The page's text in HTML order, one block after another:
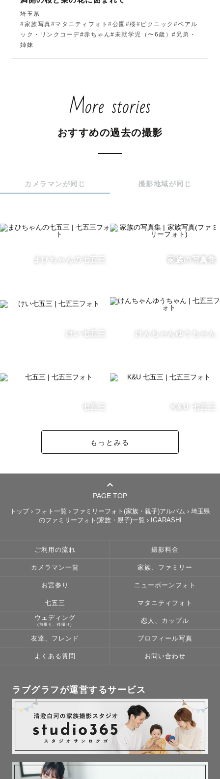
☆サプライズが大好きです。撮影中に「こんなことをした
い！」とご要望があれば、ぜひ一緒にご相談させてくださ
い！
・ご希望があればカメラでワンカットムービーをお渡しさ
せていただきます！
〜七五三撮影について〜
かかってしまう部分があります。
📸
そのため、撮影中もお子様の様子をしっかり見ながら、み
どのシーンも素敵な宝物になるように、撮影をお任せいた
少しでも素敵な思い出になるように、お時間や撮影の流れ
の方も、まずはご相談からぜひご連絡いただければと思い
【各撮影ジャンルについて】
「お二人らしさ」を大事に撮影をさせていただきます。
そんな体験とお写真を提供したいと思っております。
また事前にイメージをお伺いして、
光と影を扱った撮影を得意としているほか、
ナチュラルかる美しい仕上がりにしております。
・カップル
河川敷などでの撮影も得意です。
二人だけの特別な思い出を残すお時間を提供したいと考え
ています。
・ファミリー（キッズ）
僕自身、元教育者ということもあり、キッズ撮影でこだわ
っていることがあります。
それは、お子様を一番に考えることです。
埼玉県
#家族写真#マタニティフォト#公園#桜#ピクニック#ペアル
ック・リンクコーデ#赤ちゃん#未就学児（〜6歳）#兄弟・
姉妹
More stories
おすすめの過去の撮影
カメラマンが同じ 撮影地域が同じ
まひちゃんの七五三 家族の写真集
けい七五三 けんちゃんゆうちゃん
七五三 K&U 七五三
もっとみる
PAGE TOP
トップ › フォト一覧 › ファミリーフォト(家族・親子)アルバム › 埼玉県
のファミリーフォト(家族・親子)一覧 › IGARASHI
ご利用の流れ 撮影料金
カメラマン一覧 家族、ファミリー
お宮参り ニューボーンフォト
七五三 マタニティフォト
ウェディング
(前撮り、後撮り)
恋人、カップル
友達、フレンド プロフィール写真
よくある質問 お問い合わせ
ラブグラフが運営するサービス